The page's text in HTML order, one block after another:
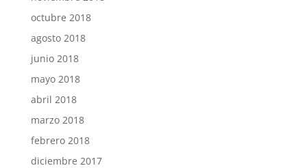
octubre 2018
agosto 2018
junio 2018
mayo 2018
abril 2018
marzo 2018
febrero 2018
diciembre 2017